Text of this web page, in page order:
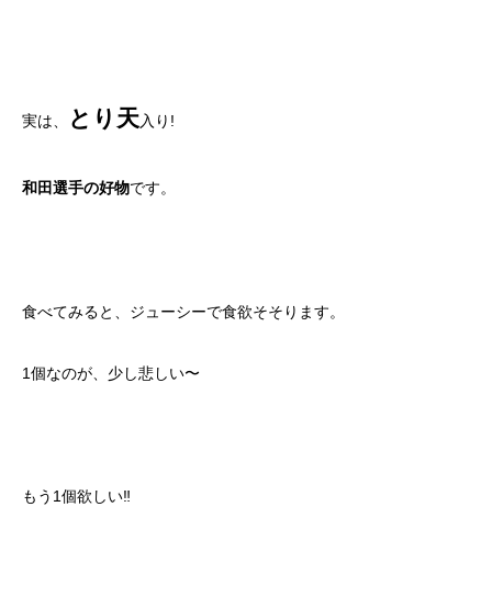
実は、 とり天入り!
和田選手の好物です。
食べてみると、ジューシーで食欲そそります。
1個なのが、少し悲しい〜
もう1個欲しい‼︎